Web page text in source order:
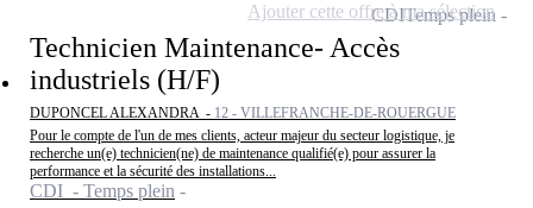
Technicien Maintenance- Accès
industriels (H/F)
DUPONCEL ALEXANDRA - 12 - VILLEFRANCHE-DE-ROUERGUE
Pour le compte de l'un de mes clients, acteur majeur du secteur logistique, je
recherche un(e) technicien(ne) de maintenance qualifié(e) pour assurer la
performance et la sécurité des installations...
CDI - Temps plein
CDITemps plein
Ajouter cette offre à ma sélection